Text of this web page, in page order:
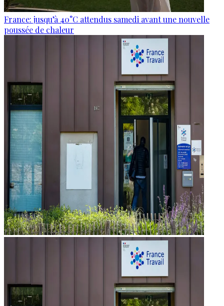
France: jusqu’à 40°C attendus samedi avant une nouvelle
poussée de chaleur